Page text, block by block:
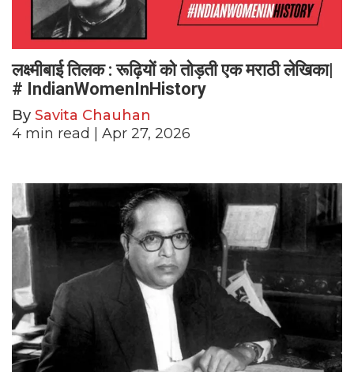
लक्ष्मीबाई तिलक : रूढ़ियों को तोड़ती एक मराठी लेखिका|
# IndianWomenInHistory
By Savita Chauhan
4 min read | Apr 27, 2026